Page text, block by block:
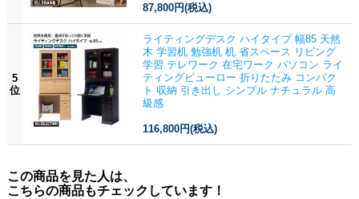
87,800円(税込)
5
位
ライティングデスク ハイタイプ 幅85 天然
木 学習机 勉強机 机 省スペース リビング
学習 テレワーク 在宅ワーク パソコン ライ
ティングビューロー 折りたたみ コンパク
ト 収納 引き出し シンプル ナチュラル 高
級感
116,800円(税込)
この商品を見た人は、
こちらの商品もチェックしています！